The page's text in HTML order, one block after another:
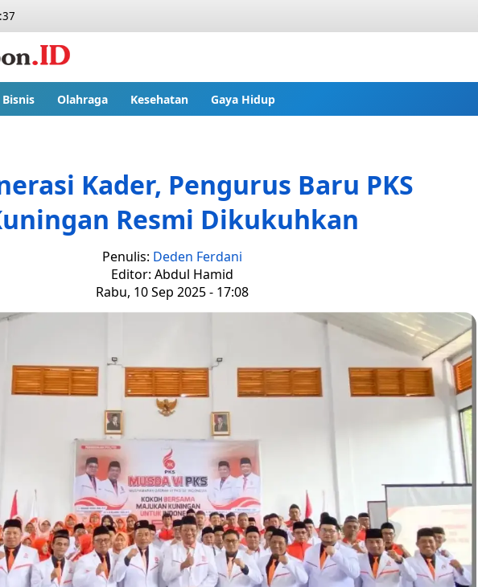
Bisnis Olahraga Kesehatan Gaya Hidup
Kader, Pengurus Baru PKS
Resmi Dikukuhkan
Penulis: Deden Ferdani
Editor: Abdul Hamid
Rabu, 10 Sep 2025 - 17:08